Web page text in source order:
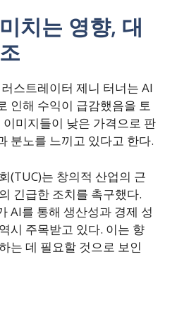
치는 영향, 대
스트레이터 제니 터너는 AI
인해 수익이 급감했음을 토
미지들이 낮은 가격으로 판
분노를 느끼고 있다고 한다.
(TUC)는 창의적 산업의 근
긴급한 조치를 촉구했다.
AI를 통해 생산성과 경제 성
시 주목받고 있다. 이는 향
는 데 필요할 것으로 보인